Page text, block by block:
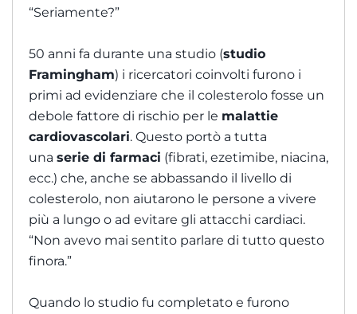
“Seriamente?”
50 anni fa durante una studio (studio
Framingham) i ricercatori coinvolti furono i
primi ad evidenziare che il colesterolo fosse un
debole fattore di rischio per le malattie
cardiovascolari. Questo portò a tutta
una serie di farmaci (fibrati, ezetimibe, niacina,
ecc.) che, anche se abbassando il livello di
colesterolo, non aiutarono le persone a vivere
più a lungo o ad evitare gli attacchi cardiaci.
“Non avevo mai sentito parlare di tutto questo
finora.”
Quando lo studio fu completato e furono